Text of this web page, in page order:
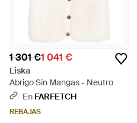
1 301 €1 041 €
Liska
Abrigo Sin Mangas - Neutro
En FARFETCH
REBAJAS